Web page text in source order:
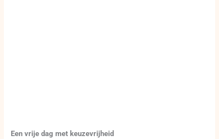
Een vrije dag met keuzevrijheid